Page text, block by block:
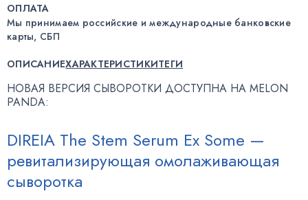
ОПЛАТА
Мы принимаем российские и международные банковские
карты, СБП
ОПИСАНИЕХАРАКТЕРИСТИКИТЕГИ
НОВАЯ ВЕРСИЯ СЫВОРОТКИ ДОСТУПНА НА MELON
PANDA:
DIREIA The Stem Serum Ex Some —
ревитализирующая омолаживающая
сыворотка